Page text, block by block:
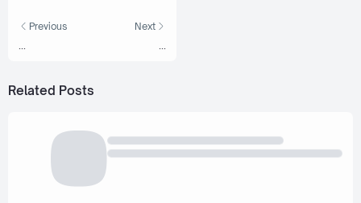
Previous
...
Next
...
Related Posts